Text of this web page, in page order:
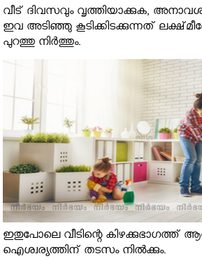
വീട്‌ ദിവസവും വൃത്തിയാക്കുക,
ഇവ അടിഞ്ഞു കൂടിക്കിടക്കുന്നത്‌
പുറത്തു നിര്‍ത്തും.
ഇതുപോലെ വീടിന്റെ കിഴക്കുഭാഗത്ത്‌
ഐശ്വര്യത്തിന്‌ തടസം നില്‍ക്കും.